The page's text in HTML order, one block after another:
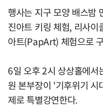
행사는 지구 모양 배스밤
진아트 키링 체험, 리사
아트(PapArt) 체험으로
6일 오후 2시 상상홀에서
원 본부장이 '기후위기
제로 특별강연한다.